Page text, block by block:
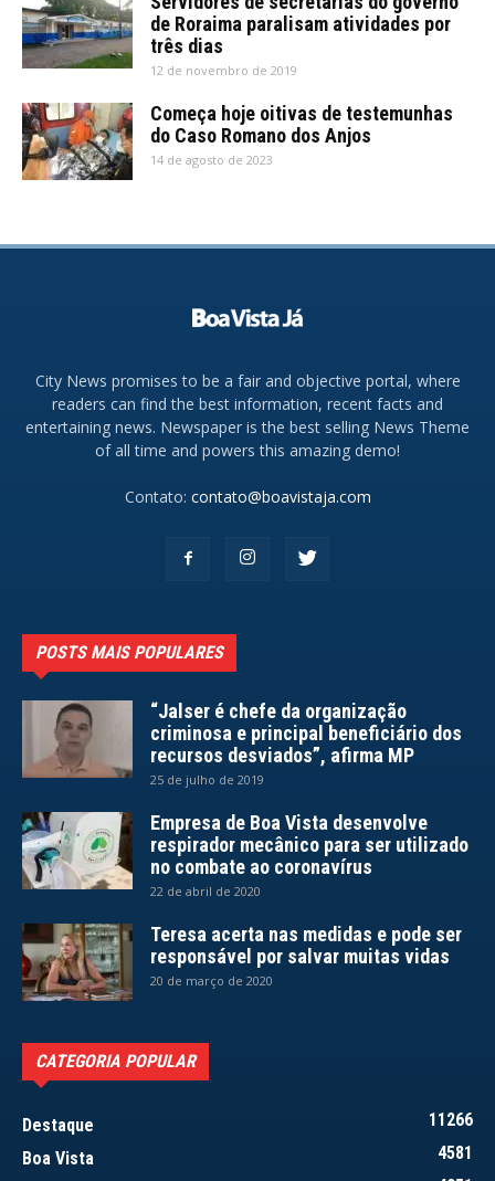
de Roraima paralisam atividades por
três dias
12 de novembro de 2019
Começa hoje oitivas de testemunhas
do Caso Romano dos Anjos
14 de agosto de 2023
City News promises to be a fair and objective portal, where
readers can find the best information, recent facts and
entertaining news. Newspaper is the best selling News Theme
of all time and powers this amazing demo!
Contato: contato@boavistaja.com
POSTS MAIS POPULARES
“Jalser é chefe da organização
criminosa e principal beneficiário dos
recursos desviados”, afirma MP
25 de julho de 2019
Empresa de Boa Vista desenvolve
respirador mecânico para ser utilizado
no combate ao coronavírus
22 de abril de 2020
Teresa acerta nas medidas e pode ser
responsável por salvar muitas vidas
20 de março de 2020
CATEGORIA POPULAR
Destaque
11266
Boa Vista
4581